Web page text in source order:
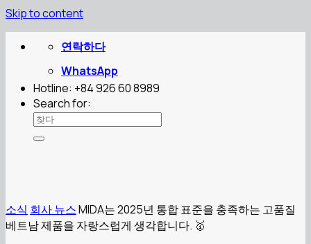
Skip to content
연락하다
WhatsApp
Hotline: +84 926 60 8989
Search for:
소식 회사 뉴스MIDA는 2025년 통합 표준을 충족하는 고품질
베트남 제품을 자랑스럽게 생각합니다. 🥇